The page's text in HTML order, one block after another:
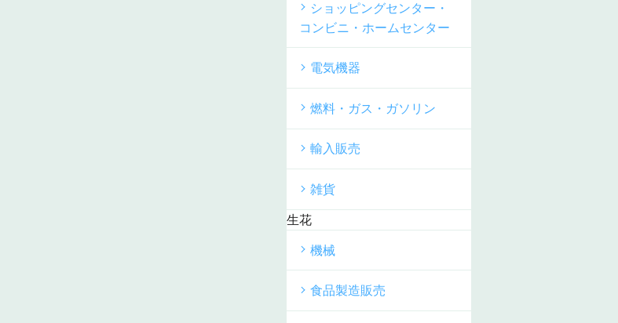
ショッピングセンター・
コンビニ・ホームセンター
電気機器
燃料・ガス・ガソリン
輸入販売
雑貨
生花
機械
食品製造販売